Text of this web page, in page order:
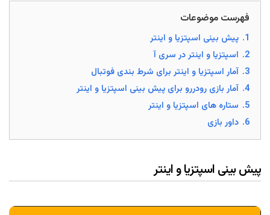
فهرست موضوعات
1. پیش بینی اسپتزیا و اینتر
2. اسپتزیا و اینتر در سری آ
3. آمار اسپتزیا و اینتر برای شرط بندی فوتبال
4. آمار بازی رودررو برای پیش بینی اسپتزیا و اینتر
5. ستاره های اسپتزیا و اینتر
6. داور بازی
پیش بینی اسپتزیا و اینتر